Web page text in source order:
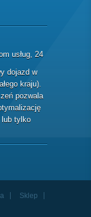
usług, 24
dojazd w
kraju).
pozwala
lub tylko
Sklep